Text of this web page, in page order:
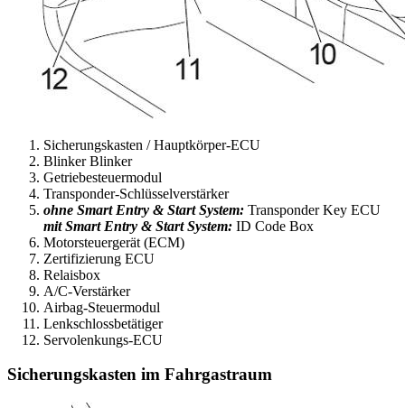
Sicherungskasten / Hauptkörper-ECU
Blinker Blinker
Getriebesteuermodul
Transponder-Schlüsselverstärker
ohne Smart Entry & Start System: Transponder Key ECU
mit Smart Entry & Start System: ID Code Box
Motorsteuergerät (ECM)
Zertifizierung ECU
Relaisbox
A/C-Verstärker
Airbag-Steuermodul
Lenkschlossbetätiger
Servolenkungs-ECU
Sicherungskasten im Fahrgastraum